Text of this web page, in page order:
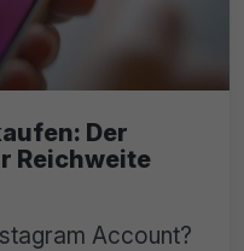
Der
Reichweite
Account?